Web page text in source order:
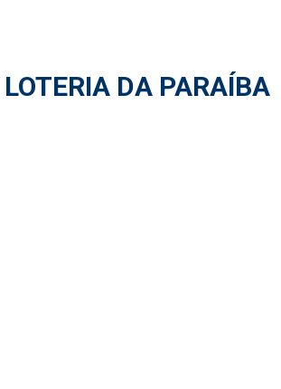
LOTERIA DA PARAÍBA